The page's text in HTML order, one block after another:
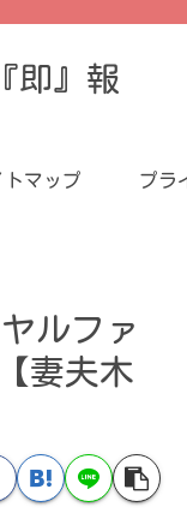
即』報
トマップ プラ
ルファ
妻夫木